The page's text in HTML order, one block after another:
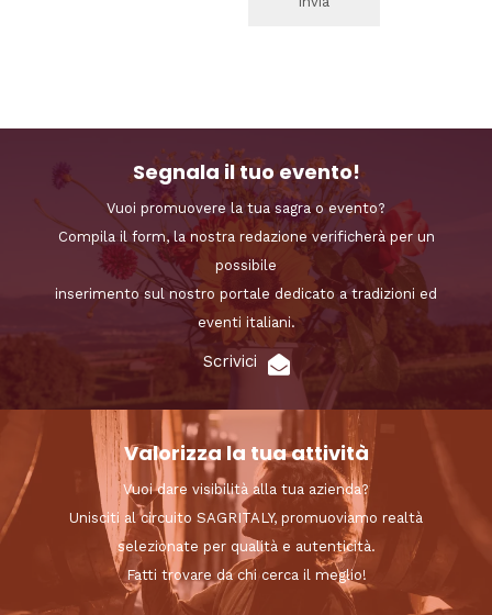
Segnala il tuo evento!
Vuoi promuovere la tua sagra o evento?
Compila il form, la nostra redazione verificherà per un
possibile
inserimento sul nostro portale dedicato a tradizioni ed
eventi italiani.
Scrivici
Valorizza la tua attività
Vuoi dare visibilità alla tua azienda?
Unisciti al circuito SAGRITALY, promuoviamo realtà
selezionate per qualità e autenticità.
Fatti trovare da chi cerca il meglio!